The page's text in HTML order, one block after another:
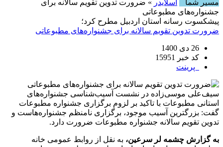
مسیر شما
اسلایدر » ضرورت تدوین تقویم سالانه برای
جشنواره‌های مطبوعاتی
پیشکسوت رسانه استان اردبیل مطرح کرد؛
ضرورت تدوین تقویم سالانه برای جشنواره‌های مطبوعاتی
26 دی 1400
کد خبر 15951
پرینت
سیف‌علی موسی‌زاده در نشست آسیب‌شناسی جشنواره‌های
استانی مطبوعات با تاکید بر لزوم برگزاری جشنواره مطبوعات
گفت: بزرگترین آسیب موجود، برگزاری نامنظم جشنواره‌هاست و
تدوین تقویم سالانه جشنواره مطبوعات ضرورت دارد.
به گزارش چشمه لر سرعین، به نقل از روابط عمومی خانه